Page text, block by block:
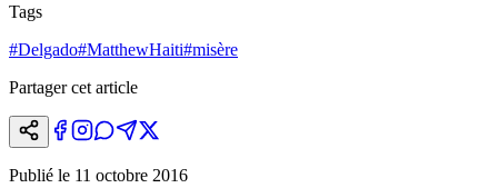
Tags
#Delgado#MatthewHaiti#misère
Partager cet article
Publié le 11 octobre 2016